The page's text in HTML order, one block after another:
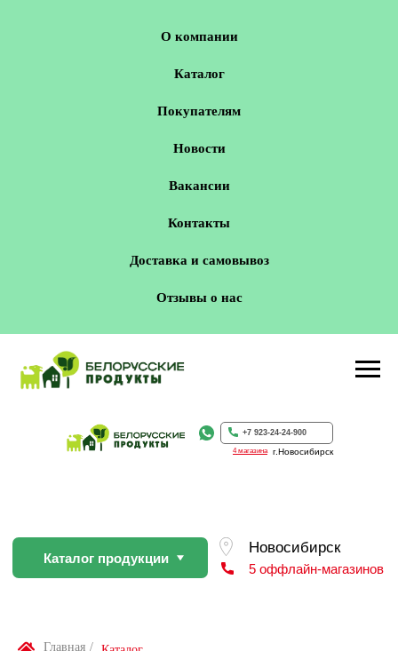
О компании
Каталог
Покупателям
Новости
Вакансии
Контакты
Доставка и самовывоз
Отзывы о нас
г.Новосибирск
+7 923-24-24-900
4 магазина
По Вашей просьбе покупку
профессиональном слайсере
Главная /